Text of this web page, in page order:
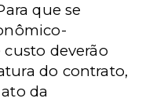
que se
custo deverão
do contrato,
da